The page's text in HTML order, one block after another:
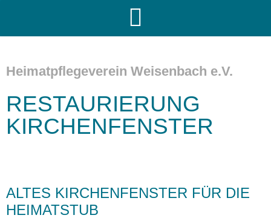
Heimatpflegeverein Weisenbach e.V.
RESTAURIERUNG
KIRCHENFENSTER
ALTES KIRCHENFENSTER FÜR DIE
HEIMATSTUB